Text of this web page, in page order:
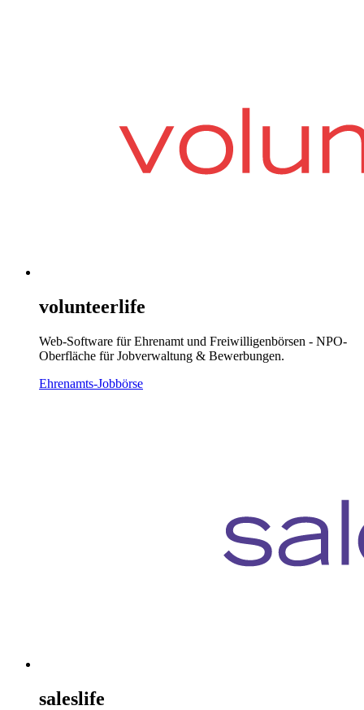
volunteerlife
Web-Software für Ehrenamt und Freiwilligenbörsen - NPO-
Oberfläche für Jobverwaltung & Bewerbungen.
Ehrenamts-Jobbörse
saleslife